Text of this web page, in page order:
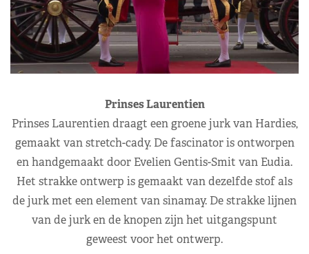
Prinses Laurentien
Prinses Laurentien draagt een groene jurk van Hardies,
gemaakt van stretch-cady. De fascinator is ontworpen
en handgemaakt door Evelien Gentis-Smit van Eudia.
Het strakke ontwerp is gemaakt van dezelfde stof als
de jurk met een element van sinamay. De strakke lijnen
van de jurk en de knopen zijn het uitgangspunt
geweest voor het ontwerp.